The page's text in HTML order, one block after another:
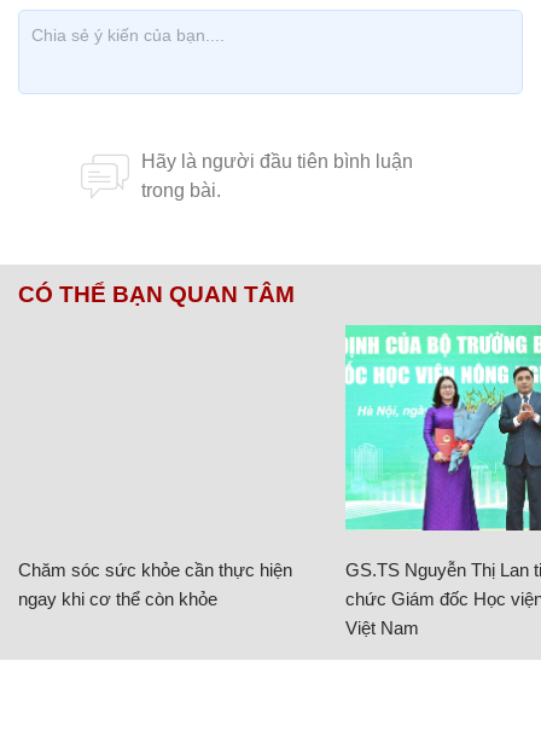
CÓ THỂ BẠN QUAN TÂM
Chăm sóc sức khỏe cần thực hiện
ngay khi cơ thể còn khỏe
GS.TS Nguyễn Thị Lan
chức Giám đốc Học
Việt Nam